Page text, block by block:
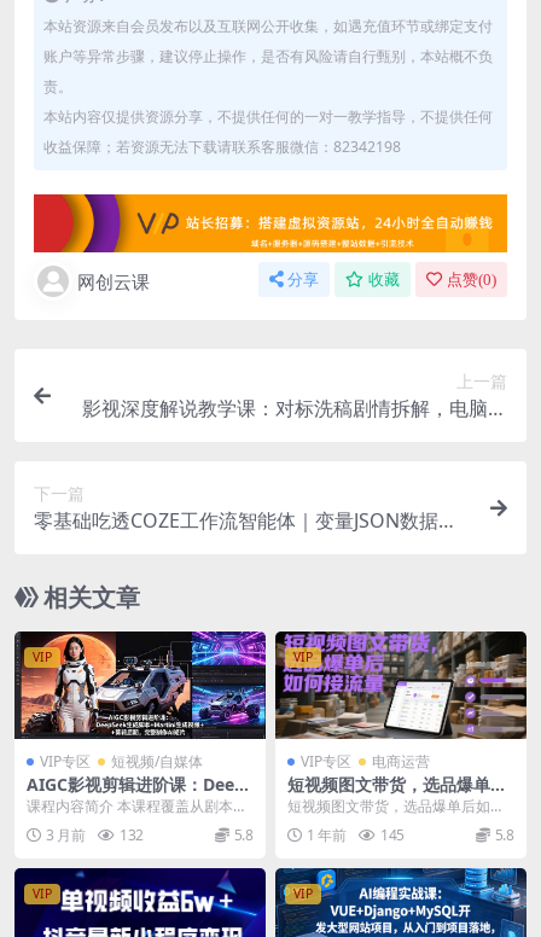
本站资源来自会员发布以及互联网公开收集，如遇充值环节或绑定支付
账户等异常步骤，建议停止操作，是否有风险请自行甄别，本站概不负
责。
本站内容仅提供资源分享，不提供任何的一对一教学指导，不提供任何
收益保障；若资源无法下载请联系客服微信：82342198
网创云课 分享 收藏 点赞(0)
上一篇
影视深度解说教学课：对标洗稿剧情拆解，电脑手
下一篇
零基础吃透COZE工作流智能体｜变量JSON数据处
相关文章
VIP
VIP专区 短视频/自媒体
AIGC影视剪辑进阶课：Deep
Seek生成脚本+Martini生成
视频+剪辑后期，完整制作AI
短片
课程内容简介 本课程覆盖从剧本分
镜到成片输出的完整影视制作链
路。内容包括：用De...
3 月前 132 5.8
VIP
VIP专区 电商运营
短视频图文带货，选品爆单后
如何接流量
短视频图文带货，选品爆单后如何
接流量 课程内容： 复盘账号 如何
选品 账号不是一...
1 年前 145 5.8
VIP VIP